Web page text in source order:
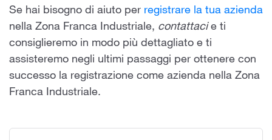
Se hai bisogno di aiuto per registrare la tua azienda
nella Zona Franca Industriale, contattacie ti
consiglieremo in modo più dettagliato e ti
assisteremo negli ultimi passaggi per ottenere con
successo la registrazione come azienda nella Zona
Franca Industriale.